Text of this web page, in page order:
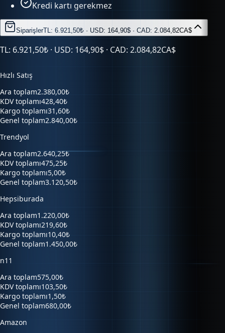
Kredi kartı gerekmez
SiparişlerTL: 6.921,50₺ · USD: 164,90$ · CAD: 2.084,82CA$
TL: 6.921,50₺ · USD: 164,90$ · CAD: 2.084,82CA$
Hızlı Satış
Ara toplam2.380,00₺
KDV toplamı428,40₺
Kargo toplamı31,60₺
Genel toplam2.840,00₺
Trendyol
Ara toplam2.640,25₺
KDV toplamı475,25₺
Kargo toplamı5,00₺
Genel toplam3.120,50₺
Hepsiburada
Ara toplam1.220,00₺
KDV toplamı219,60₺
Kargo toplamı10,40₺
Genel toplam1.450,00₺
n11
Ara toplam575,00₺
KDV toplamı103,50₺
Kargo toplamı1,50₺
Genel toplam680,00₺
Amazon